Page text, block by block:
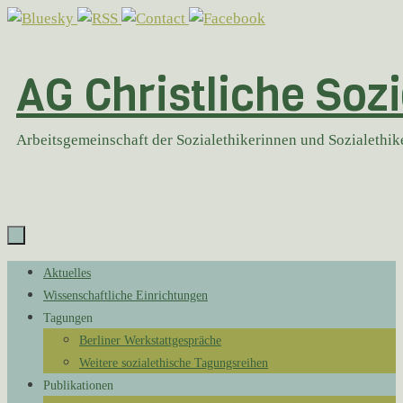
Zum
AG Christliche
Arbeitsgemeinschaft der Sozialethikerinnen und
Zum
Inhalt
springen
Aktuelles
Wissenschaftliche Einrichtungen
Tagungen
Berliner Werkstattgespräche
Weitere sozialethische Tagungsreihen
Publikationen